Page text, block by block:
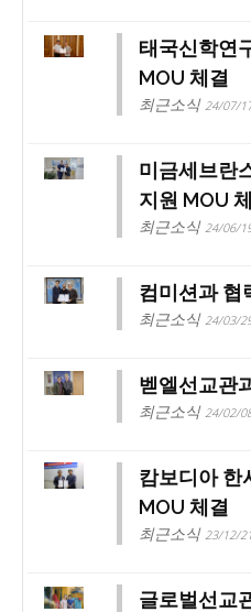
태국신학연
MOU 체결
최근소식 24/07/
미금세브란
지원 MOU
최근소식 24/06/
컴미션과 협
최근소식 24/03/
벧엘선교관
최근소식 24/02/
캄보디아 한
MOU 체결
최근소식 23/12/
글로벌선교